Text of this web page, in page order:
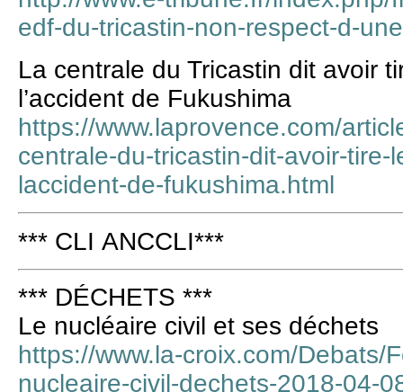
edf-du-tricastin-non-respect-d-
La centrale du Tricastin dit avoir
l’accident de Fukushima
https://www.laprovence.com/
centrale-du-tricastin-dit-avoir-tire-
laccident-de-fukushima.html
*** CLI ANCCLI***
*** DÉCHETS ***
Le nucléaire civil et ses déchets
https://www.la-croix.com/Debats/
nucleaire-civil-dechets-2018-04-